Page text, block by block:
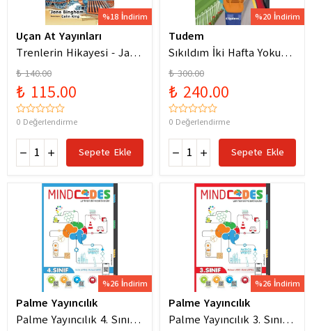
%18 İndirim
Uçan At Yayınları
Trenlerin Hikayesi - Jane
Bingham
₺ 140.00
₺ 115.00
0 Değerlendirme
Sepete Ekle
%20 İndirim
Tudem
Sıkıldım İki Hafta Yokum
Pelin Güneş
₺ 300.00
₺ 240.00
0 Değerlendirme
Sepete Ekle
%26 İndirim
Palme Yayıncılık
Palme Yayıncılık 4. Sınıf
%26 İndirim
Palme Yayıncılık
Palme Yayıncılık 3. Sınıf